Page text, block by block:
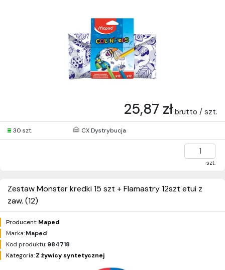
25,87 zł brutto / szt.
30 szt. CX Dystrybucja
szt.
Zestaw Monster kredki 15 szt + Flamastry 12szt etui z
zaw. (12)
Producent:Maped
Marka:Maped
Kod produktu:984718
Kategoria:Z żywicy syntetycznej